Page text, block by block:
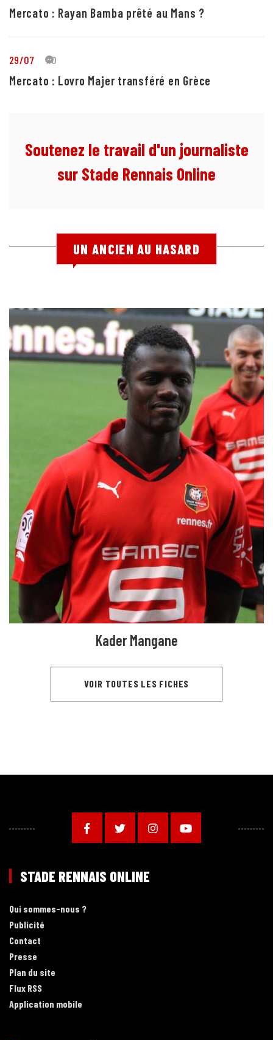
Mercato : Rayan Bamba prêté au Mans ?
29/07 10
Mercato : Lovro Majer transféré en Grèce
Soutenez le travail d'un journaliste
sur Stade Rennais Online
UN ANCIEN AU HASARD
Kader Mangane
VOIR TOUTES LES FICHES
STADE RENNAIS ONLINE
Qui sommes-nous ?
Publicité
Contact
Presse
Plan du site
Flux RSS
Application mobile